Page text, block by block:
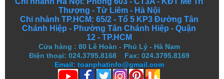
Thượng - Từ Liêm - Hà Nội
Chi nhánh TP.HCM: 65/2 - Tổ 5 KP3 Đường Tân
Chánh Hiệp - Phường Tân Chánh Hiệp - Quận
12 - TP.HCM
Cửa hàng : 80 Lê Hoàn - Phủ Lý - Hà Nam
Điện thoại: 024.3795.8168 Fax: 024.3795.8169
Email: toanphatinfo@gmail.com